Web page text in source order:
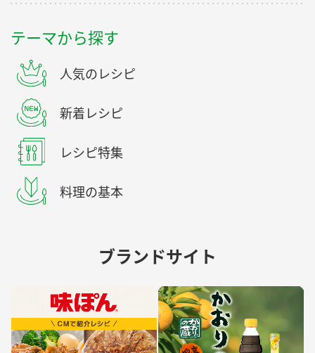
テーマから探す
人気のレシピ
新着レシピ
レシピ特集
料理の基本
ブランドサイト